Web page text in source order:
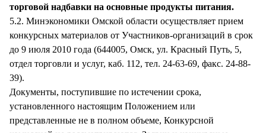
торговой надбавки на основные продукты питания.
5.2. Минэкономики Омской области осуществляет прием
конкурсных материалов от Участников-организаций в срок
до 9 июля 2010 года (644005, Омск, ул. Красный Путь, 5,
отдел торговли и услуг, каб. 112, тел. 24-63-69, факс. 24-88-
39).
Документы, поступившие по истечении срока,
установленного настоящим Положением или
представленные не в полном объеме, Конкурсной